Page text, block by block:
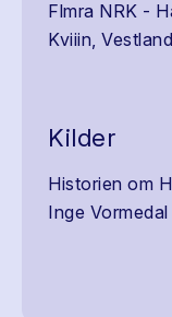
Flmra NRK -
Kviiin,
Kilder
Historien om
Inge Vormedal